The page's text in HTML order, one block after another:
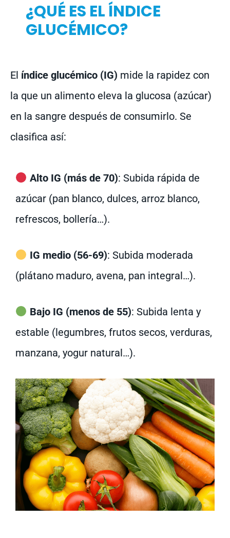
¿QUÉ ES EL ÍNDICE
GLUCÉMICO?
El índice glucémico (IG) mide la rapidez con
la que un alimento eleva la glucosa (azúcar)
en la sangre después de consumirlo. Se
clasifica así:
Alto IG (más de 70): Subida rápida de
azúcar (pan blanco, dulces, arroz blanco,
refrescos, bollería…).
IG medio (56-69): Subida moderada
(plátano maduro, avena, pan integral…).
Bajo IG (menos de 55): Subida lenta y
estable (legumbres, frutos secos, verduras,
manzana, yogur natural…).